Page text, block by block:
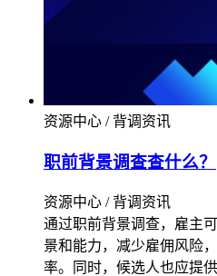
资源中心 / 背调资讯
职前背景调查查什么？
资源中心 / 背调资讯
通过职前背景调查，雇主
景和能力，减少雇佣风险
率。同时，候选人也应提